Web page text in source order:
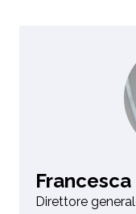
Direttore